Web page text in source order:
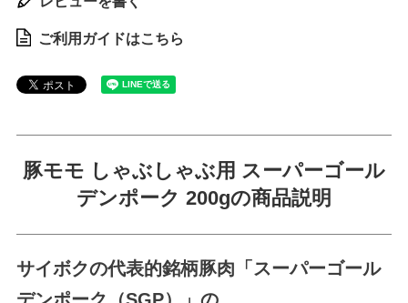
ご利用ガイドはこちら
豚モモ しゃぶしゃぶ用 スーパーゴール
デンポーク 200gの商品説明
サイボクの代表的銘柄豚肉「スーパーゴール